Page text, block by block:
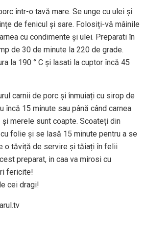
într-o tavă mare. Se unge cu ulei și
de fenicul și sare. Folosiți-vă mâinile
cu condimente și ulei. Preparati în
de 30 de minute la 220 de grade.
la 190 ° C și lasati la cuptor încă 45
carnii de porc și înmuiați cu sirop de
încă 15 minute sau până când carnea
merele sunt coapte. Scoateți din
folie și se lasă 15 minute pentru a se
o tăviță de servire și tăiați în felii
preparat, in caa va mirosi cu
fericite!
cei dragi!